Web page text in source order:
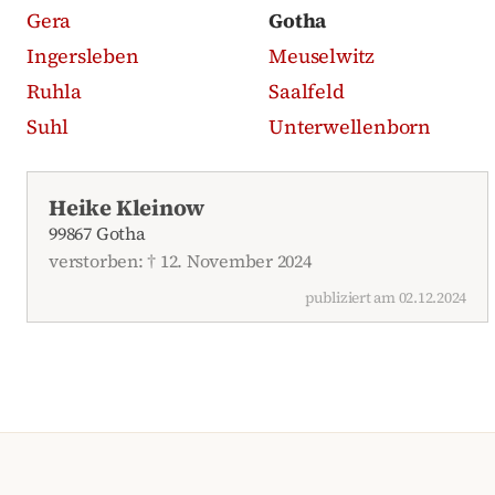
Gera
Gotha
Ingersleben
Meuselwitz
Ruhla
Saalfeld
Suhl
Unterwellenborn
Heike Kleinow
99867 Gotha
verstorben: † 12. November 2024
publiziert am 02.12.2024